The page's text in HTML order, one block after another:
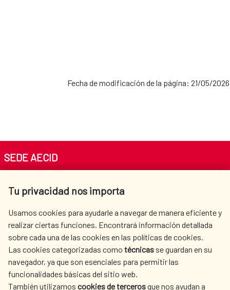
AECID en Perú
Dominicana
AECID en Uruguay
AECID en Venezuela
Fecha de modificación de la página: 21/05/2026
Tu privacidad nos importa
Usamos cookies para ayudarle a navegar de manera eficiente y
realizar ciertas funciones. Encontrará información detallada
sobre cada una de las cookies en las políticas de cookies.
Las cookies categorizadas como técnicas se guardan en su
navegador, ya que son esenciales para permitir las
funcionalidades básicas del sitio web.
También utilizamos cookies de tercerosque nos ayudan a
SEDE AECID
Tel. +34 900 20 30 54​​​​​​​
AECID
WHERE DO WE COOPERATE?
SPANISH HUMANITARIAN
ACTION
PRESS ROOM
CULTURE AND SCIENCE LIBRARY